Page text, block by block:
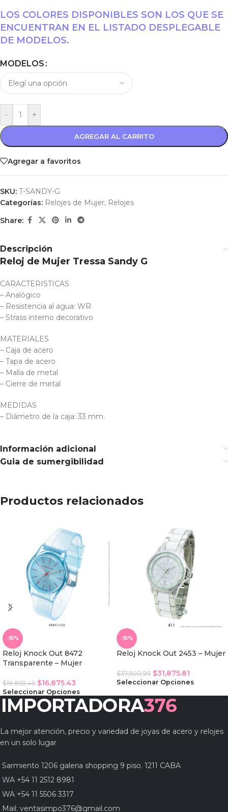
LOS COLORES DISPONIBLES SON LOS QUE SE
ENCUENTRAN EN EL LISTADO DESPLEGABLE
DE MODELOS.
MODELOS
- +
AGREGAR AL CARRITO
Agregar a favoritos
SKU: T-SANDY-G
Categorías: Relojes de Mujer, Relojes
Share:
Descripción
Reloj de Mujer Tressa Sandy G
CARACTERISTICAS
– Analógico
– Resistencia al agua: WR
– Strass interno decorativo
MATERIALES
– Caja de acero
– Tapa de acero
– Malla de metal
– Cierre de metal
MEDIDAS
– Diámetro de la caja: 33 mm.
Información adicional
Guia de sumergibilidad
Productos relacionados
-15%
Reloj Knock Out 8472
Transparente – Mujer
$19,853.45 $16,875.43
Seleccionar Opciones
-15%
Reloj Knock Out 2453 – Mujer
$37,500.95 $31,875.81
Seleccionar Opciones
La mejor atención, precio y variedad de joyas de acero y relojes
en un solo lugar
Sarmiento 1206 galeria shopping 9 piso. 1211 CABA
WA +54 11 2512 8981
WA +54 11 5506 3317
Mail: ventasimpo376@gmail.com